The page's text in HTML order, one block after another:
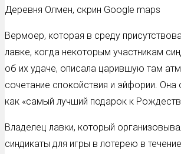
Деревня Олмен, скрин Google maps
Вермоер, которая в среду
лавке, когда некоторым участникам
об их удаче, описала царившую там
сочетание спокойствия и эйфории. Она
как «самый лучший подарок к
Владелец лавки, который
синдикаты для игры в лотерею в